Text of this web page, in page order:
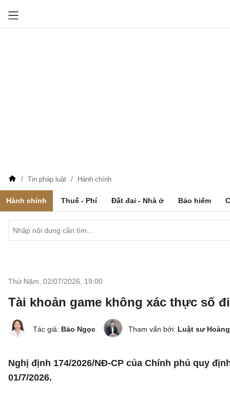
Tin pháp luật Hành chính
Hành chính Thuế - Phí Đất đai - Nhà ở Bảo hiểm
Thứ Năm, 02/07/2026 19:00
Tài khoản game không xác thực số
Tác giả: Bảo Ngọc Tham vấn bởi: Luật sư
Nghị định 174/2026/NĐ-CP của Chính phủ quy
01/7/2026.